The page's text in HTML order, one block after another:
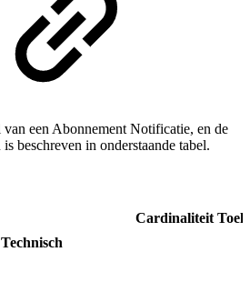
een Abonnement Notificatie, en de
beschreven in onderstaande tabel.
Cardinaliteit
Technisch